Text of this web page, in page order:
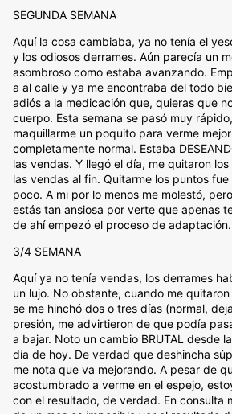
SEGUNDA SEMANA
Aquí la cosa cambiaba, ya no tenía el
y los odiosos derrames. Aún parecía un
asombroso como estaba avanzando.
a al calle y ya me encontraba del todo
adiós a la medicación que, quieras que
cuerpo. Esta semana se pasó muy
maquillarme un poquito para verme
completamente normal. Estaba
las vendas. Y llegó el día, me quitaron
las vendas al fin. Quitarme los puntos
poco. A mi por lo menos me molestó,
estás tan ansiosa por verte que apenas
de ahí empezó el proceso de adaptación.
3/4 SEMANA
Aquí ya no tenía vendas, los derrames
un lujo. No obstante, cuando me
se me hinchó dos o tres días (normal,
presión, me advirtieron de que podía
a bajar. Noto un cambio BRUTAL desde
día de hoy. De verdad que deshincha
me nota que va mejorando. A pesar de
acostumbrado a verme en el espejo,
con el resultado, de verdad. En consulta